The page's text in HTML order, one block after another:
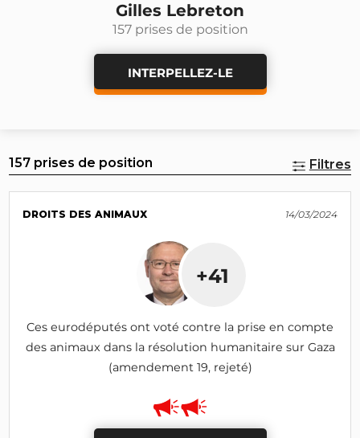
Gilles Lebreton
157 prises de position
INTERPELLEZ-LE
157 prises de position Filtres
DROITS DES ANIMAUX 14/03/2024
+41
Ces eurodéputés ont voté contre la prise en compte
des animaux dans la résolution humanitaire sur Gaza
(amendement 19, rejeté)